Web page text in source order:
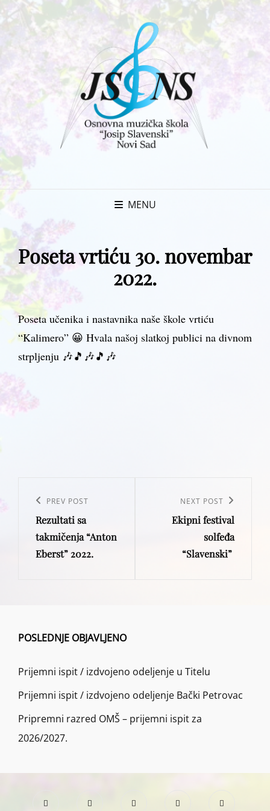
MENU
Poseta vrtiću 30. novembar
2022.
Poseta učenika i nastavnika naše škole vrtiću
“Kalimero” 😀 Hvala našoj slatkoj publici na divnom
strpljenju 🎶🎵🎶🎵🎶
navigation
Previous
Post
PREV POST
Rezultati sa
takmičenja “Anton
Eberst” 2022.
Post
NEXT POST
Ekipni festival
solfeđa
“Slavenski”
POSLEDNJE OBJAVLJENO
Prijemni ispit / izdvojeno odeljenje u Titelu
Prijemni ispit / izdvojeno odeljenje Bački Petrovac
Pripremni razred OMŠ – prijemni ispit za
2026/2027.